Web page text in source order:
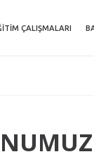
ÇALIŞMALARI